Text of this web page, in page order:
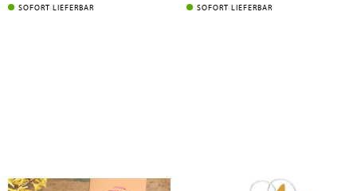
SOFORT LIEFERBAR SOFORT LIEFERBAR